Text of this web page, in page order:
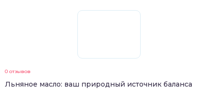
0 отзывов
Льняное масло: ваш природный источник баланса